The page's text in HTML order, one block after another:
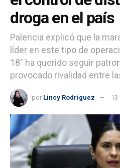
droga en el país
Palencia explicó que la
líder en este tipo de
18" ha querido seguir
provocado rivalidad entre
por Lincy Rodríguez 13